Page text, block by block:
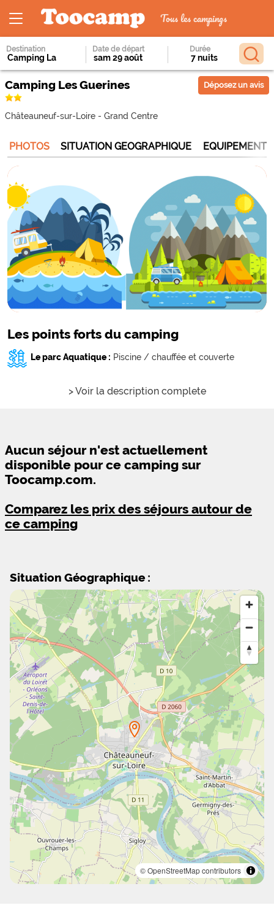
Tous les campings
Destination Date de départ Durée
Camping Les Guerines
Châteauneuf-sur-Loire - Grand Centre
Déposez un avis
PHOTOS SITUATION GEOGRAPHIQUE
Les points forts du camping
Le parc Aquatique : Piscine / chauffée et couverte
> Voir la description complete
Aucun séjour n'est actuellement
disponible pour ce camping sur
Toocamp.com.
Comparez les prix des séjours autour de
ce camping
Situation Géographique :
© OpenStreetMap contributors